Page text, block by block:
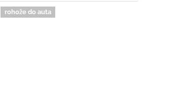
rohože do auta